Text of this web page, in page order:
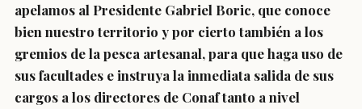
apelamos al Presidente Gabriel Boric, que conoce
bien nuestro territorio y por cierto también a los
gremios de la pesca artesanal, para que haga uso de
sus facultades e instruya la inmediata salida de sus
cargos a los directores de Conaf tanto a nivel